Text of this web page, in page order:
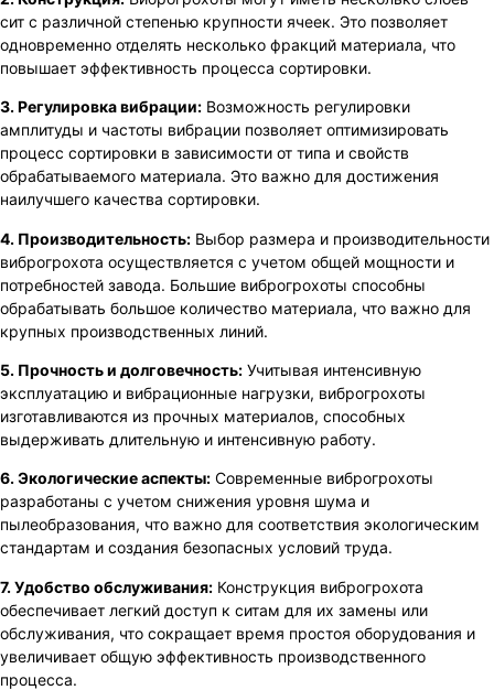
сит с различной степенью крупности ячеек. Это позволяет
одновременно отделять несколько фракций материала, что
повышает эффективность процесса сортировки.
3. Регулировка вибрации: Возможность регулировки
амплитуды и частоты вибрации позволяет оптимизировать
процесс сортировки в зависимости от типа и свойств
обрабатываемого материала. Это важно для достижения
наилучшего качества сортировки.
4. Производительность: Выбор размера и производительности
виброгрохота осуществляется с учетом общей мощности и
потребностей завода. Большие виброгрохоты способны
обрабатывать большое количество материала, что важно для
крупных производственных линий.
5. Прочность и долговечность: Учитывая интенсивную
эксплуатацию и вибрационные нагрузки, виброгрохоты
изготавливаются из прочных материалов, способных
выдерживать длительную и интенсивную работу.
6. Экологические аспекты: Современные виброгрохоты
разработаны с учетом снижения уровня шума и
пылеобразования, что важно для соответствия экологическим
стандартам и создания безопасных условий труда.
7. Удобство обслуживания: Конструкция виброгрохота
обеспечивает легкий доступ к ситам для их замены или
обслуживания, что сокращает время простоя оборудования и
увеличивает общую эффективность производственного
процесса.